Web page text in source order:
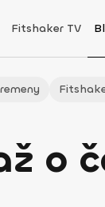
Fitshaker TV
o